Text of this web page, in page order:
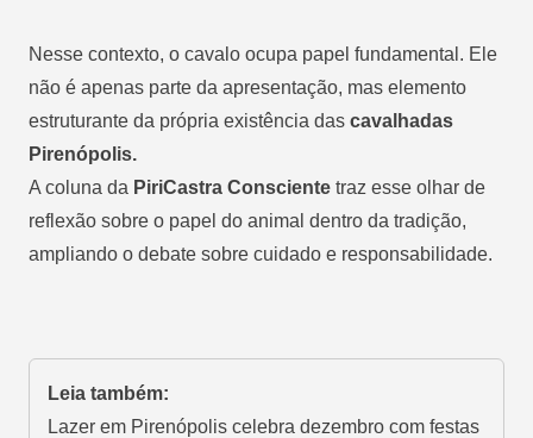
Nesse contexto, o cavalo ocupa papel fundamental. Ele
não é apenas parte da apresentação, mas elemento
estruturante da própria existência das cavalhadas
Pirenópolis.
A coluna da PiriCastra Consciente traz esse olhar de
reflexão sobre o papel do animal dentro da tradição,
ampliando o debate sobre cuidado e responsabilidade.
Leia também:
Lazer em Pirenópolis celebra dezembro com festas